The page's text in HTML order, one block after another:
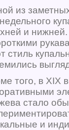
из
и
стиль
того, в XIX
стало
и